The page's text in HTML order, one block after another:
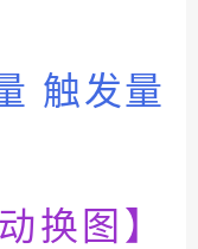
触发量
换图】